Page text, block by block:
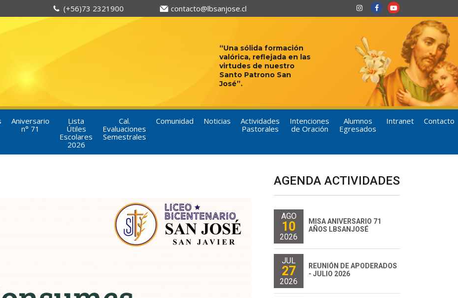
(+56)73 2321900 contacto@lbsanjose.cl
“Una sólida formación
valórica, reflejada en las
virtudes de nuestro
Santo Patrono San
José”.
Aniversario
n° 71
Lista
Útiles
Escolares
2026
Cal.
Evaluaciones
Semestrales
Comunidad Noticias
Actividades
Pastorales
Intenciones
de Oración
Alumnos
Egresados
Intranet Contacto
AGENDA ACTIVIDADES
AGO
10
2026
MISA ANIVERSARIO 71
AÑOS LBSANJOSÉ
JUL
27
2026
REUNIÓN DE APODERADOS
- JULIO 2026